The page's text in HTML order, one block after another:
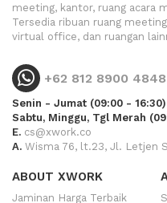
meeting, kantor, ruang acara
Tersedia ribuan ruang
virtual office, dan ruangan
+62 812 8900 4848
Senin - Jumat (09:00 - 16:30)
Sabtu, Minggu, Tgl Merah
E. cs@xwork.co
A. Wisma 76, lt.23, Jl. Letjen
ABOUT XWORK
Jaminan Harga Terbaik